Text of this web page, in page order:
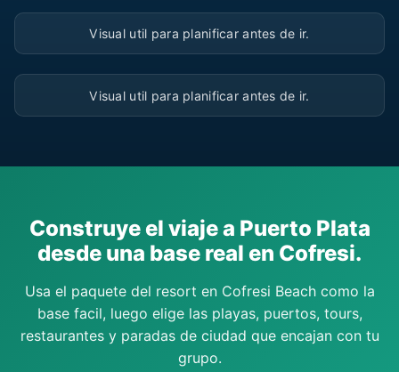
▶
Visual util para planificar antes de ir.
▶
Visual util para planificar antes de ir.
Construye el viaje a Puerto Plata
desde una base real en Cofresi.
Usa el paquete del resort en Cofresi Beach como la
base facil, luego elige las playas, puertos, tours,
restaurantes y paradas de ciudad que encajan con tu
grupo.